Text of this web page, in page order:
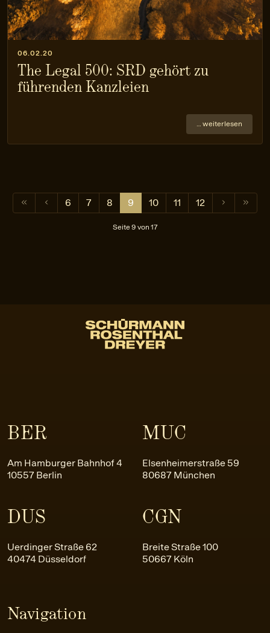
06.02.20
The Legal 500: SRD gehört zu
führenden Kanzleien
… weiterlesen
6 7 8 9 10 11 12
Seite 9 von 17
BER
Am Hamburger Bahnhof 4
10557 Berlin
MUC
Elsenheimerstraße 59
80687 München
DUS
Uerdinger Straße 62
40474 Düsseldorf
CGN
Breite Straße 100
50667 Köln
Navigation